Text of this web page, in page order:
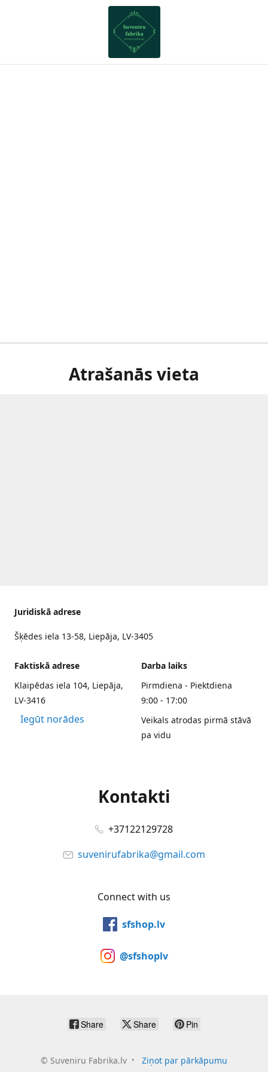
Atrašanās vieta
Juridiskā adrese
Šķēdes iela 13-58, Liepāja, LV-3405
Faktiskā adrese
Klaipēdas iela 104, Liepāja,
LV-3416
Iegūt norādes
Darba laiks
Pirmdiena - Piektdiena
9:00 - 17:00
Veikals atrodas pirmā stāvā
pa vidu
Kontakti
+37122129728
suvenirufabrika@gmail.com
Connect with us
sfshop.lv
@sfshoplv
Share Share Pin
© Suveniru Fabrika.lv Ziņot par pārkāpumu